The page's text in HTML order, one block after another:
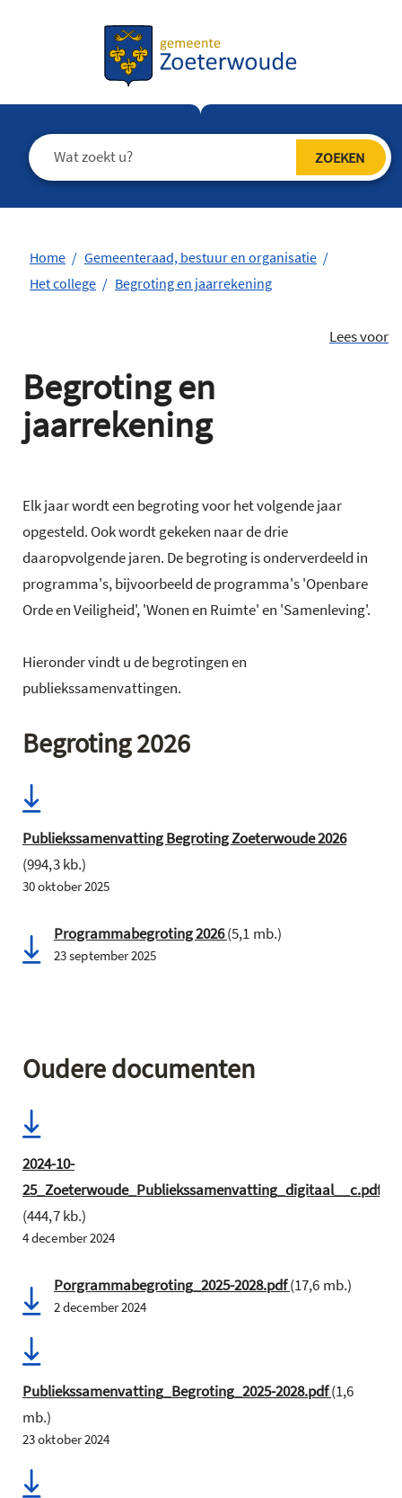
Home
Gemeenteraad, bestuur en organisatie
Het college
Begroting en jaarrekening
Lees voor
Begroting en
jaarrekening
Elk jaar wordt een begroting voor het volgende jaar
opgesteld. Ook wordt gekeken naar de drie
daaropvolgende jaren. De begroting is onderverdeeld in
programma's, bijvoorbeeld de programma's 'Openbare
Orde en Veiligheid', 'Wonen en Ruimte' en 'Samenleving'.
Hieronder vindt u de begrotingen en
publiekssamenvattingen.
Begroting 2026
Publiekssamenvatting Begroting Zoeterwoude 2026
(994,3 kb.)
30 oktober 2025
Programmabegroting 2026(5,1 mb.)
23 september 2025
Oudere documenten
2024-10-
25_Zoeterwoude_Publiekssamenvatting_digitaal__c.pdf
(444,7 kb.)
4 december 2024
Porgrammabegroting_2025-2028.pdf(17,6 mb.)
2 december 2024
Publiekssamenvatting_Begroting_2025-2028.pdf(1,6
mb.)
23 oktober 2024